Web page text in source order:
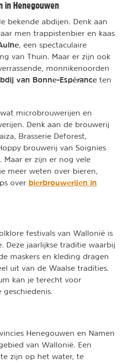
in Henegouwen
bekende abdijen. Denk aan
men trappistenbier en kaas
, een spectaculaire
van Thuin. Maar er zijn ook
monnikenoorden
van Bonne-Espérance ten
microbrouwerijen en
Denk aan de brouwerij
Brasserie Deforest,
brouwerij van Soignies
Maar er zijn er nog vele
meer weten over bieren,
over bierbrouwerijen in
festivals van Wallonië is
Deze jaarlijkse traditie waarbij
maskers en kleding dragen
uit van de Waalse tradities.
kan je terecht voor
Henegouwen en Namen
van Wallonië. Een
zijn op het water, te